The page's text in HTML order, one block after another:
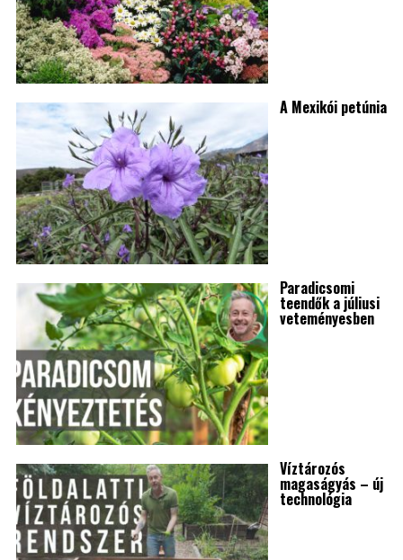
A Mexikói petúnia
Paradicsomi
teendők a júliusi
veteményesben
Víztározós
magaságyás – új
technológia